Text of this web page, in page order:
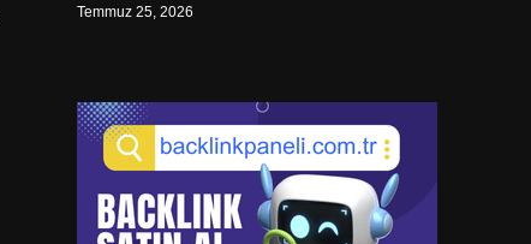
Temmuz 25, 2026